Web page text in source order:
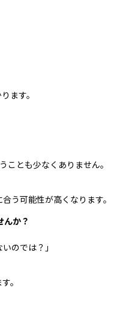
ます。
ことも少なくありません。
う可能性が高くなります。
か？
のでは？」
。